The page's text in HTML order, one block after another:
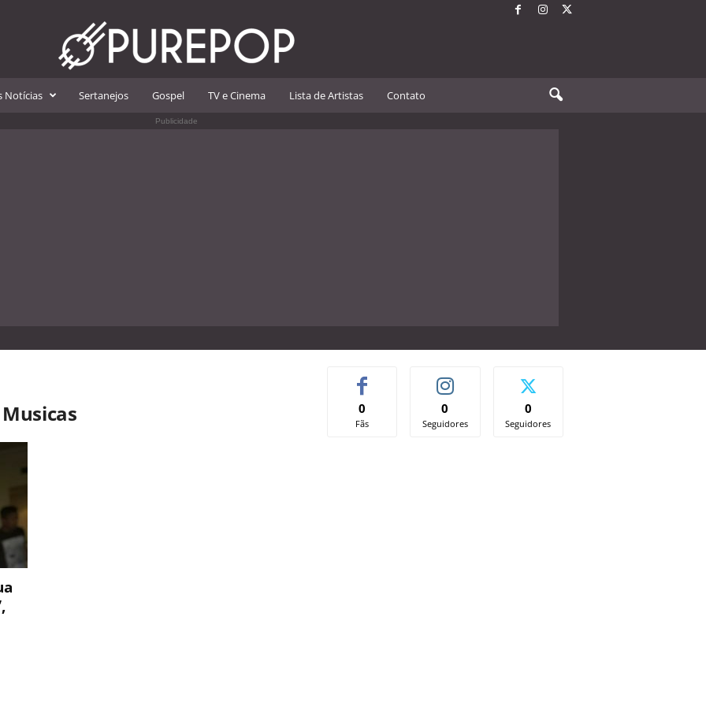
Notícias Sertanejos Gospel TV e Cinema Lista de Artistas Contato
Publicidade
0
Fãs
0
Seguidores
0
Seguidores